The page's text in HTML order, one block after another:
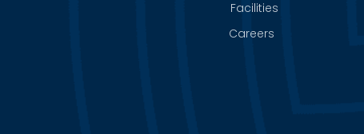
Facilities
Careers